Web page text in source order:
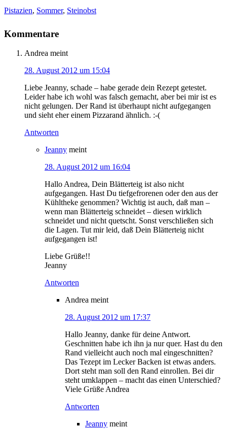
Pistazien, Sommer, Steinobst
Kommentare
Andrea meint
28. August 2012 um 15:04
Liebe Jeanny, schade – habe gerade dein Rezept getestet.
Leider habe ich wohl was falsch gemacht, aber bei mir ist es
nicht gelungen. Der Rand ist überhaupt nicht aufgegangen
und sieht eher einem Pizzarand ähnlich. :-(
Antworten
Jeanny meint
28. August 2012 um 16:04
Hallo Andrea, Dein Blätterteig ist also nicht
aufgegangen. Hast Du tiefgefrorenen oder den aus der
Kühltheke genommen? Wichtig ist auch, daß man –
wenn man Blätterteig schneidet – diesen wirklich
schneidet und nicht quetscht. Sonst verschließen sich
die Lagen. Tut mir leid, daß Dein Blätterteig nicht
aufgegangen ist!
Liebe Grüße!!
Jeanny
Antworten
Andrea meint
28. August 2012 um 17:37
Hallo Jeanny, danke für deine Antwort.
Geschnitten habe ich ihn ja nur quer. Hast du den
Rand vielleicht auch noch mal eingeschnitten?
Das Tezept im Lecker Backen ist etwas anders.
Dort steht man soll den Rand einrollen. Bei dir
steht umklappen – macht das einen Unterschied?
Viele Grüße Andrea
Antworten
Jeanny meint